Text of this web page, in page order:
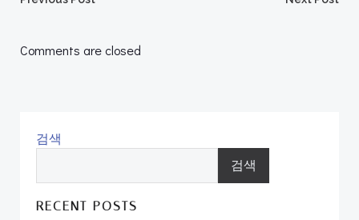
navigation
Comments are closed
검색
검색
RECENT POSTS